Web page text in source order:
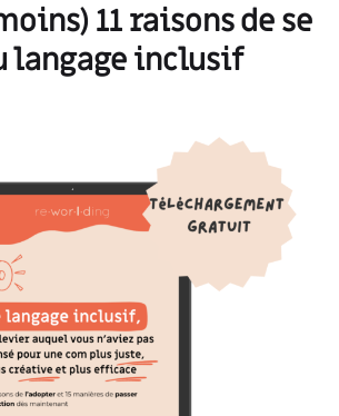
11 raisons de se
langage inclusif